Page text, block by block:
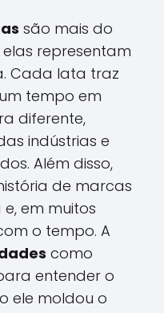
são mais do
representam
Cada lata traz
tempo em
diferente,
indústrias e
Além disso,
de marcas
em muitos
o tempo. A
como
entender o
ele moldou o